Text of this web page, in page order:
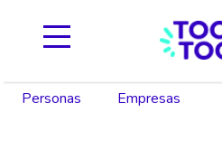
Personas Empresas